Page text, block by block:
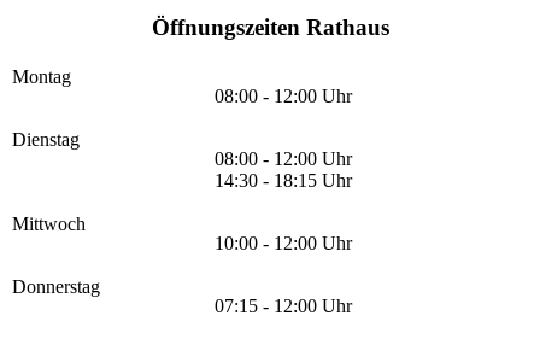
Öffnungszeiten Rathaus
Montag
08:00 - 12:00 Uhr
Dienstag
08:00 - 12:00 Uhr
14:30 - 18:15 Uhr
Mittwoch
10:00 - 12:00 Uhr
Donnerstag
07:15 - 12:00 Uhr